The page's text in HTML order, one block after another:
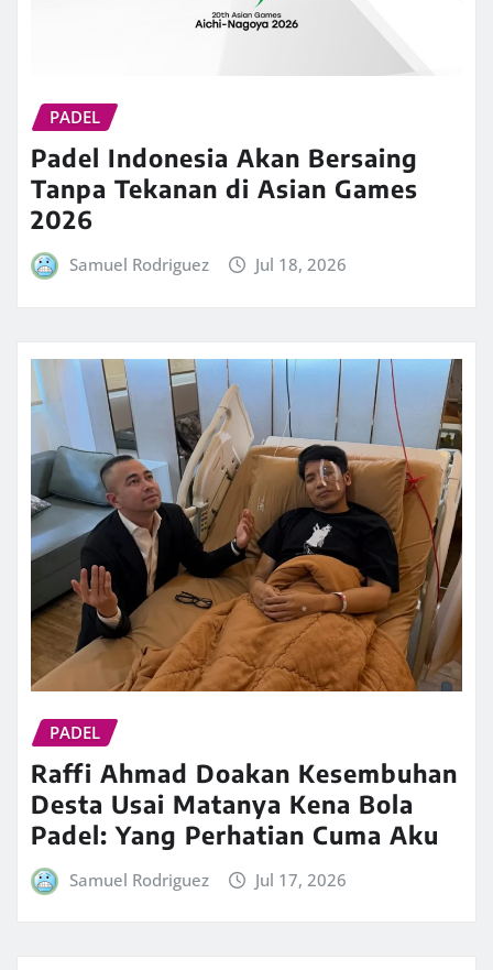
PADEL
Padel Indonesia Akan Bersaing
Tanpa Tekanan di Asian Games
2026
Samuel Rodriguez Jul 18, 2026
PADEL
Raffi Ahmad Doakan Kesembuhan
Desta Usai Matanya Kena Bola
Padel: Yang Perhatian Cuma Aku
Samuel Rodriguez Jul 17, 2026